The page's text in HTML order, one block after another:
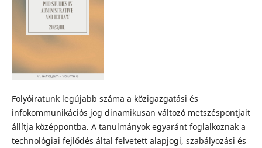
Folyóiratunk legújabb száma a közigazgatási és
infokommunikációs jog dinamikusan változó metszéspontjait
állítja középpontba. A tanulmányok egyaránt foglalkoznak a
technológiai fejlődés által felvetett alapjogi, szabályozási és